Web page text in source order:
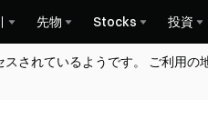
先物 Stocks 投資
されているようです。 ご利用